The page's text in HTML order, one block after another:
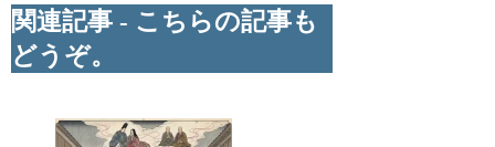
関連記事 - こちらの記事も
どうぞ。